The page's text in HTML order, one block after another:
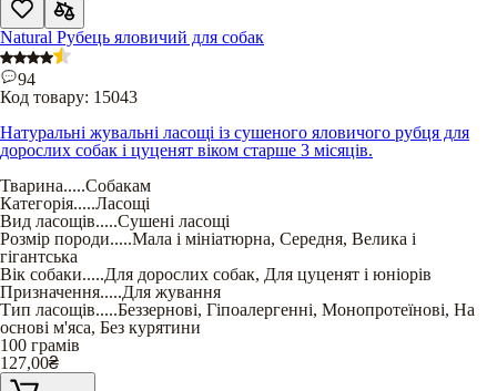
Natural Рубець яловичий для собак
94
Код товару: 15043
Натуральні жувальні ласощі із сушеного яловичого рубця для
дорослих собак і цуценят віком старше 3 місяців.
Тварина.....Собакам
Категорія.....Ласощі
Вид ласощів.....Сушені ласощі
Розмір породи.....Мала і мініатюрна, Середня, Велика і
гігантська
Вік собаки.....Для дорослих собак, Для цуценят і юніорів
Призначення.....Для жування
Тип ласощів.....Беззернові, Гіпоалергенні, Монопротеїнові, На
основі м'яса, Без курятини
100 грамів
127,00₴